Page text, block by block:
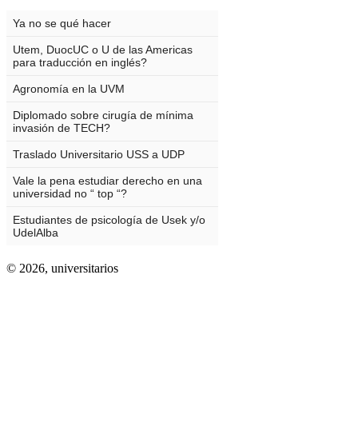
© 2026, universitarios